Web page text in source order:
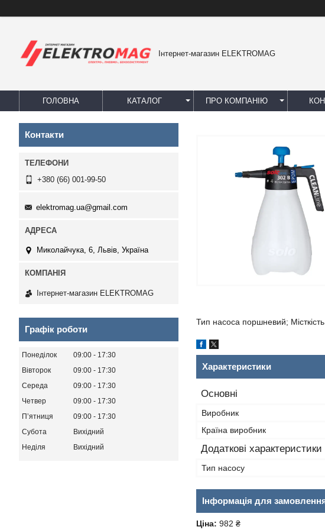
Інтернет-магазин ELEKTROMAG
ГОЛОВНА КАТАЛОГ ПРО КОМПАНІЮ
Тип насоса поршневий;
Характеристики
Основні
Виробник
Країна виробник
Додаткові
Тип насосу
Інформація для
Ціна: 982 ₴
Контакти
+380 (66) 001-99-50
elektromag.ua@gmail.com
Миколайчука, 6, Львів, Україна
Інтернет-магазин ELEKTROMAG
Графік роботи
Понеділок 09:00
17:30
Вівторок
09:00
17:30
Середа
09:00
17:30
Четвер
09:00
17:30
Пʼятниця
09:00
17:30
Субота
Вихідний
Неділя
Вихідний